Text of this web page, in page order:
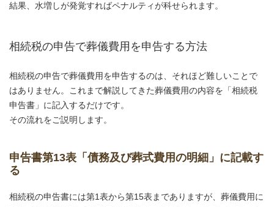
結果、水増しが発覚すればペナルティが科せられます。
相続税の申告で葬儀費用を申告する方法
相続税の申告で葬儀費用を申告するのは、それほど難しいことで
はありません。これまで解説してきた葬儀費用の内容を「相続税
申告書」に記入するだけです。
その流れをご説明します。
申告書第13表「債務及び葬式費用の明細」に記載す
る
相続税の申告書には第1表から第15表までありますが、葬儀費用に